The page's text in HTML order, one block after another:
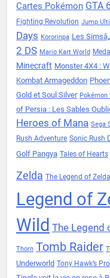
Cartes Pokémon GTA
Fighting Revolution Jump
Days Kororinpa Les
2 DS Mario Kart World
Minecraft Monster 4X4 :
Kombat Armageddon
Gold et Soul Silver
of Persia : Les Sables
Heroes of Mana Sega
Rush Adventure Sonic Rush
Golf Pangya Tales of Hearts
Zelda The Legend of
Legend of
Wild The Legend
Thorn Tomb Raider
Underworld Tony Hawk’s